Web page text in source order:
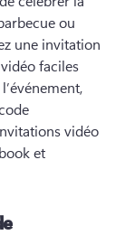
ou
une invitation
faciles
vidéo
et